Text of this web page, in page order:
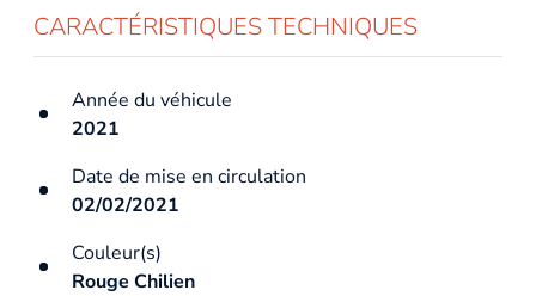
CARACTÉRISTIQUES TECHNIQUES
Année du véhicule
2021
Date de mise en circulation
02/02/2021
Couleur(s)
Rouge Chilien